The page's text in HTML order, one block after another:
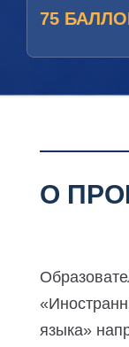
75
О
языка»